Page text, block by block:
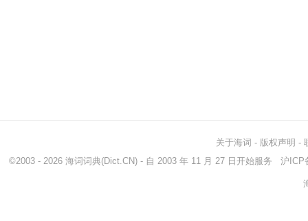
关于海词 - 版权声明 -
©2003 - 2026 海词词典(Dict.CN) - 自 2003 年 11 月 27 日开始服务 沪ICP